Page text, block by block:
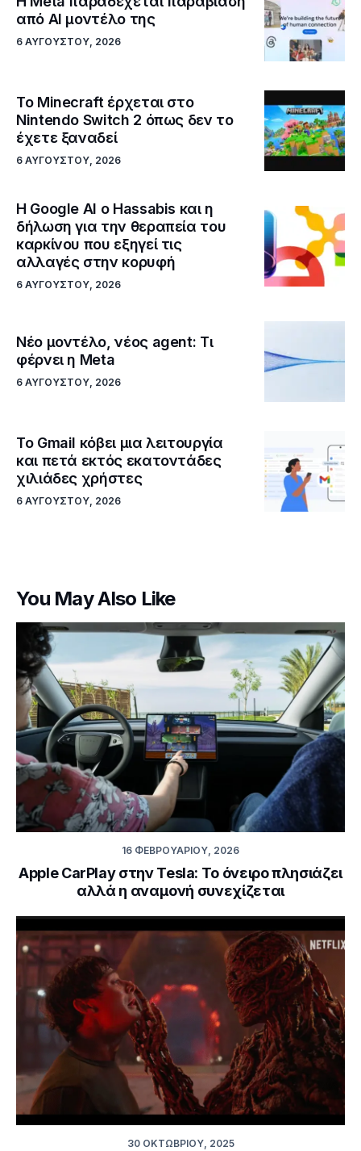
από AI μοντέλο της
6 ΑΥΓΟΎΣΤΟΥ, 2026
Το Minecraft έρχεται στο
Nintendo Switch 2 όπως δεν το
έχετε ξαναδεί
6 ΑΥΓΟΎΣΤΟΥ, 2026
Η Google ΑΙ ο Hassabis και η
δήλωση για την θεραπεία του
καρκίνου που εξηγεί τις
αλλαγές στην κορυφή
6 ΑΥΓΟΎΣΤΟΥ, 2026
Νέο μοντέλο, νέος agent: Τι
φέρνει η Meta
6 ΑΥΓΟΎΣΤΟΥ, 2026
Το Gmail κόβει μια λειτουργία
και πετά εκτός εκατοντάδες
χιλιάδες χρήστες
6 ΑΥΓΟΎΣΤΟΥ, 2026
You May Also Like
16 ΦΕΒΡΟΥΑΡΊΟΥ, 2026
Apple CarPlay στην Tesla: Το όνειρο πλησιάζει
αλλά η αναμονή συνεχίζεται
30 ΟΚΤΩΒΡΊΟΥ, 2025